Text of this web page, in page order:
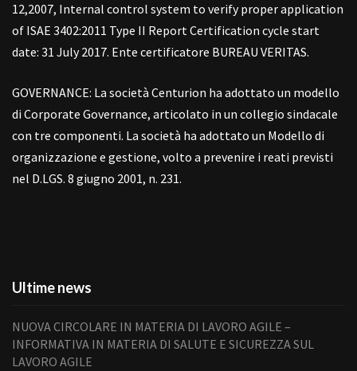
12,2007, Internal control system to verify proper application
of ISAE 3402:2011 Type II Report Certification cycle start
date: 31 July 2017. Ente certificatore BUREAU VERITAS.
GOVERNANCE: La società Centurion ha adottato un modello
di Corporate Governance, articolato in un collegio sindacale
con tre componenti. La società ha adottato un Modello di
organizzazione e gestione, volto a prevenire i reati previsti
nel D.LGS. 8 giugno 2001, n. 231.
Ultime news
NUOVA CIRCOLARE IN MATERIA DI LAVORO AGILE –
INFORMATIVA IN MATERIA DI SALUTE E SICUREZZA SUL
LAVORO AGILE